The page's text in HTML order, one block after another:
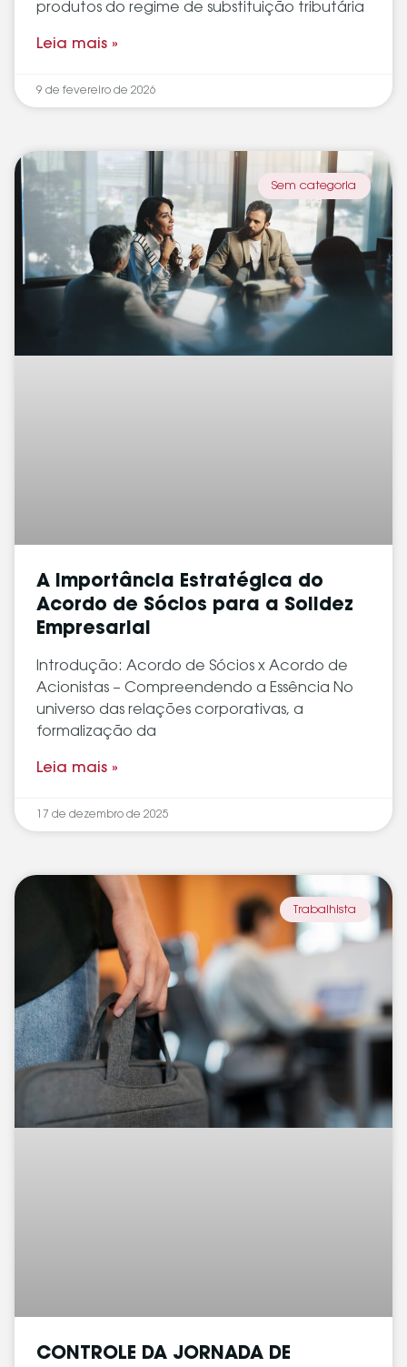
produtos do regime de substituição tributária
Leia mais »
9 de fevereiro de 2026
Sem categoria
A Importância Estratégica do
Acordo de Sócios para a Solidez
Empresarial
Introdução: Acordo de Sócios x Acordo de
Acionistas – Compreendendo a Essência No
universo das relações corporativas, a
formalização da
Leia mais »
17 de dezembro de 2025
Trabalhista
CONTROLE DA JORNADA DE